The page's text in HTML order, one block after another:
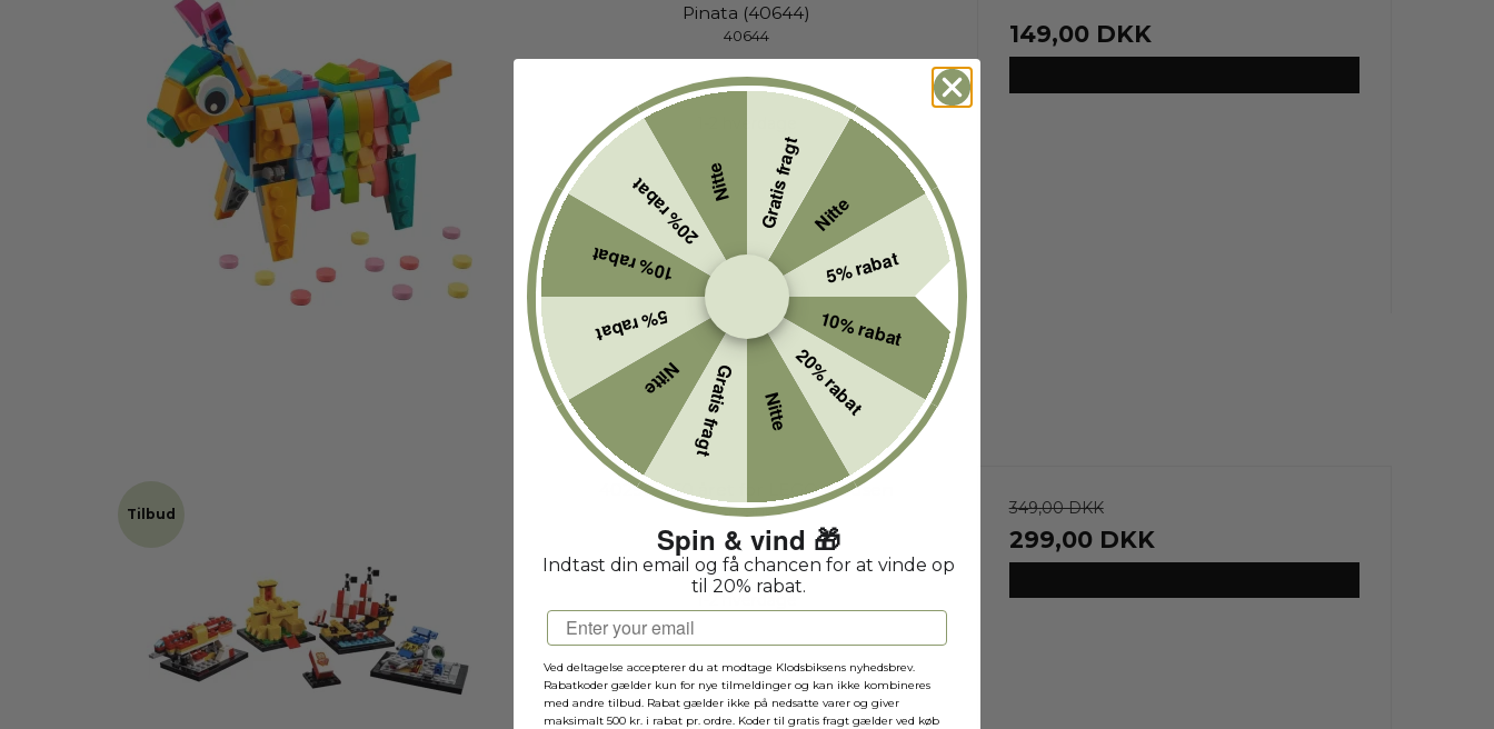
Pinata (40644)
40644 149,00 DKK
Tilbud
40290 - 60 året for LEGO klodsen
40290B 349,00 DKK
299,00 DKK
Gratis fragt Nitte
5% rabat
10% rabat
20% rabat
Nitte
Gratis fragt
Nitte
5% rabat
10% rabat
20% rabatNitte
Spin & vind 🎁
Indtast din email og få chancen for at vinde op
til 20% rabat.
Email
Ved deltagelse accepterer du at modtage Klodsbiksens nyhedsbrev.
Rabatkoder gælder kun for nye tilmeldinger og kan ikke kombineres
med andre tilbud. Rabat gælder ikke på nedsatte varer og giver
maksimalt 500 kr. i rabat pr. ordre. Koder til gratis fragt gælder ved køb